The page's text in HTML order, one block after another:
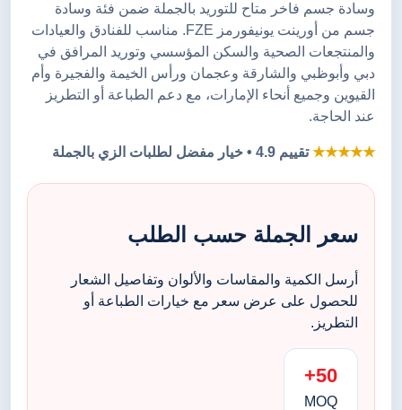
وسادة جسم فاخر متاح للتوريد بالجملة ضمن فئة وسادة
جسم من أورينت يونيفورمز FZE. مناسب للفنادق والعيادات
والمنتجعات الصحية والسكن المؤسسي وتوريد المرافق في
دبي وأبوظبي والشارقة وعجمان ورأس الخيمة والفجيرة وأم
القيوين وجميع أنحاء الإمارات، مع دعم الطباعة أو التطريز
عند الحاجة.
★★★★★تقييم 4.9 • خيار مفضل لطلبات الزي بالجملة
سعر الجملة حسب الطلب
أرسل الكمية والمقاسات والألوان وتفاصيل الشعار
للحصول على عرض سعر مع خيارات الطباعة أو
التطريز.
50+
MOQ